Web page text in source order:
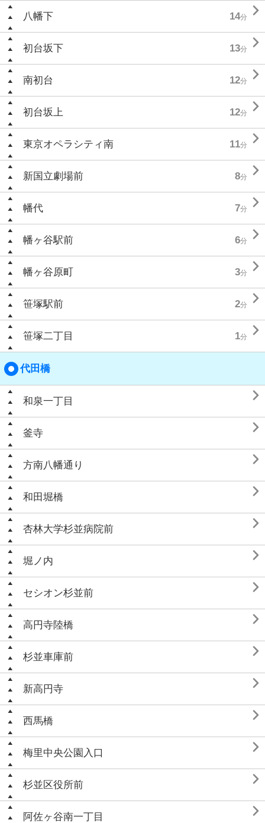
八幡下 14分 
初台坂下 13分 
南初台 12分 
初台坂上 12分 
東京オペラシティ南 11分 
新国立劇場前 8分 
幡代 7分 
幡ヶ谷駅前 6分 
幡ヶ谷原町 3分 
笹塚駅前 2分 
笹塚二丁目 1分 
代田橋
和泉一丁目 
釜寺 
方南八幡通り 
和田堀橋 
杏林大学杉並病院前 
堀ノ内 
セシオン杉並前 
高円寺陸橋 
杉並車庫前 
新高円寺 
西馬橋 
梅里中央公園入口 
杉並区役所前 
阿佐ヶ谷南一丁目 